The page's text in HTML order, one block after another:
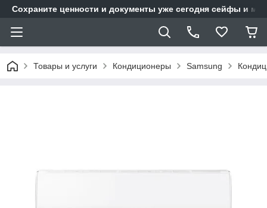
Сохраните ценности и документы уже сегодня сейфы и
Товары и услуги Кондиционеры Samsung